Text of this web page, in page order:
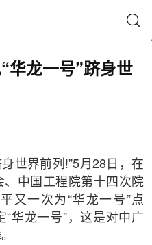
华龙一号”跻身世
身世界前列!”5月28日，在
、中国工程院第十四次院
又一次为“华龙一号”点
华龙一号”，这是对中广